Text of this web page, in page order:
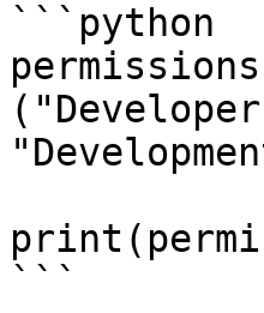
```python
```